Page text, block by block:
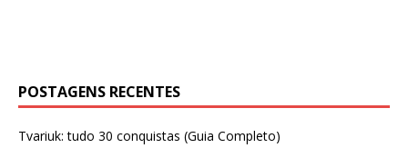
POSTAGENS RECENTES
Tvariuk: tudo 30 conquistas (Guia Completo)